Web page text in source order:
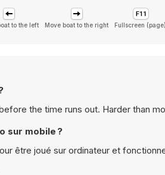
to the left Move boat to the right Fullscreen (page)
the time runs out. Harder than
sur mobile ?
être joué sur ordinateur et